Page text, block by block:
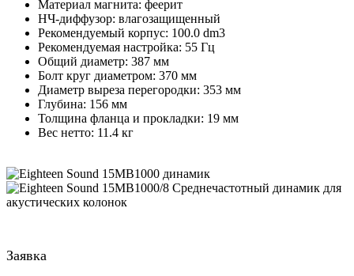
Материал магнита: феерит
НЧ-диффузор: влагозащищенный
Рекомендуемый корпус: 100.0 dm3
Рекомендуемая настройка: 55 Гц
Общий диаметр: 387 мм
Болт круг диаметром: 370 мм
Диаметр выреза перегородки: 353 мм
Глубина: 156 мм
Толщина фланца и прокладки: 19 мм
Вес нетто: 11.4 кг
Заявка